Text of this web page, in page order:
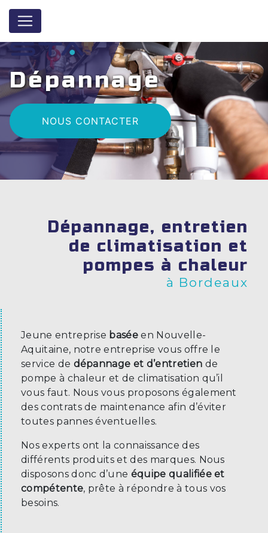
Dépannage
NOUS CONTACTER
Dépannage, entretien
de climatisation et
pompes à chaleur
à Bordeaux
Jeune entreprise baséeen Nouvelle-
Aquitaine, notre entreprise vous offre le
service de dépannage et d’entretien de
pompe à chaleur et de climatisation qu’il
vous faut. Nous vous proposons également
des contrats de maintenance afin d’éviter
toutes pannes éventuelles.
Nos experts ont la connaissance des
différents produits et des marques. Nous
disposons donc d’une équipe qualifiée et
compétente, prête à répondre à tous vos
besoins.
Panneau de gestion des cookies